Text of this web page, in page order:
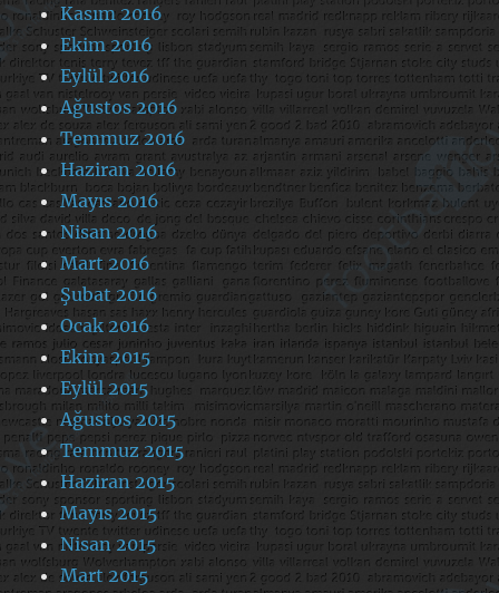
Kasım 2016
Ekim 2016
Eylül 2016
Ağustos 2016
Temmuz 2016
Haziran 2016
Mayıs 2016
Nisan 2016
Mart 2016
Şubat 2016
Ocak 2016
Ekim 2015
Eylül 2015
Ağustos 2015
Temmuz 2015
Haziran 2015
Mayıs 2015
Nisan 2015
Mart 2015